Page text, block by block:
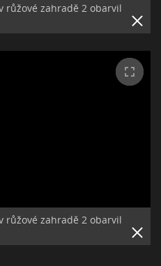
růžové zahradě 2 obarvil
růžové zahradě 2 obarvil